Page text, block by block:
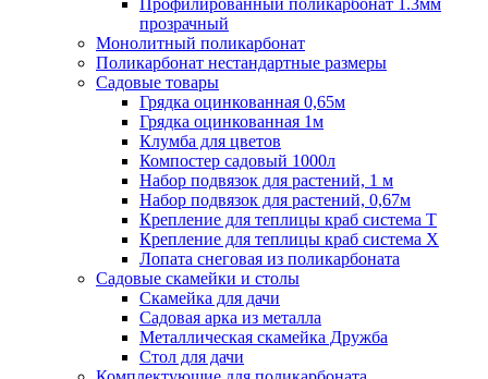
прозрачный
Монолитный поликарбонат
Поликарбонат нестандартные размеры
Садовые товары
Грядка оцинкованная 0,65м
Грядка оцинкованная 1м
Клумба для цветов
Компостер садовый 1000л
Набор подвязок для растений, 1 м
Набор подвязок для растений, 0,67м
Крепление для теплицы краб система Т
Крепление для теплицы краб система Х
Лопата снеговая из поликарбоната
Садовые скамейки и столы
Скамейка для дачи
Садовая арка из металла
Металлическая скамейка Дружба
Стол для дачи